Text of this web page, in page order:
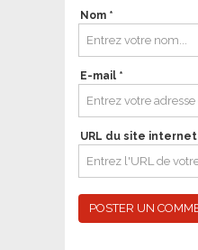
Nom *
E-mail *
URL du site internet